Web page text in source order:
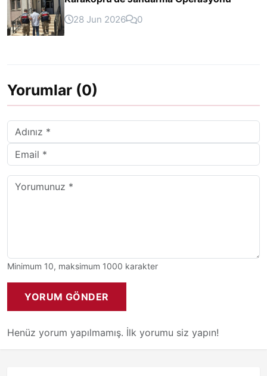
28 Jun 2026
0
Yorumlar (0)
Minimum 10, maksimum 1000 karakter
YORUM GÖNDER
Henüz yorum yapılmamış. İlk yorumu siz yapın!